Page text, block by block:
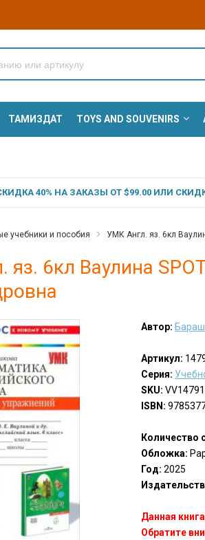
ТАМИЗДАТ TOYS AND SOUVENIRS
40% НА ЗАКАЗЫ ОТ $99.00 ИЛИ
учебники и пособия УМК Англ. яз. 6кл
яз. 6кл Ваулина
Автор:
Артикул:
Серия:
SKU:
ISBN:
Количество
Обложка:
Год: 2025
Данная
Обратите